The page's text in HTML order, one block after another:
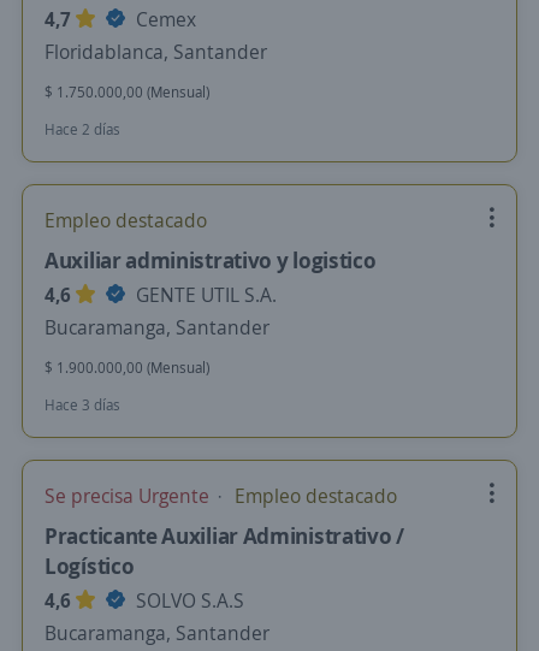
4,7
Cemex
Floridablanca, Santander
$ 1.750.000,00 (Mensual)
Hace 2 días
Empleo destacado
Auxiliar administrativo y logistico
4,6
GENTE UTIL S.A.
Bucaramanga, Santander
$ 1.900.000,00 (Mensual)
Hace 3 días
Se precisa Urgente Empleo destacado
Practicante Auxiliar Administrativo /
Logístico
4,6
SOLVO S.A.S
Bucaramanga, Santander